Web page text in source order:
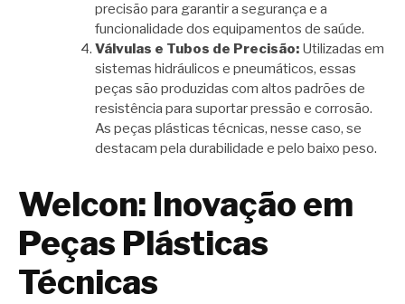
precisão para garantir a segurança e a
funcionalidade dos equipamentos de saúde.
Válvulas e Tubos de Precisão: Utilizadas em
sistemas hidráulicos e pneumáticos, essas
peças são produzidas com altos padrões de
resistência para suportar pressão e corrosão.
As peças plásticas técnicas, nesse caso, se
destacam pela durabilidade e pelo baixo peso.
Welcon: Inovação em
Peças Plásticas
Técnicas